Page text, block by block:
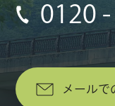
0120
メールで